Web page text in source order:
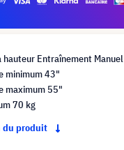
hauteur Entraînement Manuel
minimum 43"
maximum 55"
70 kg
du produit